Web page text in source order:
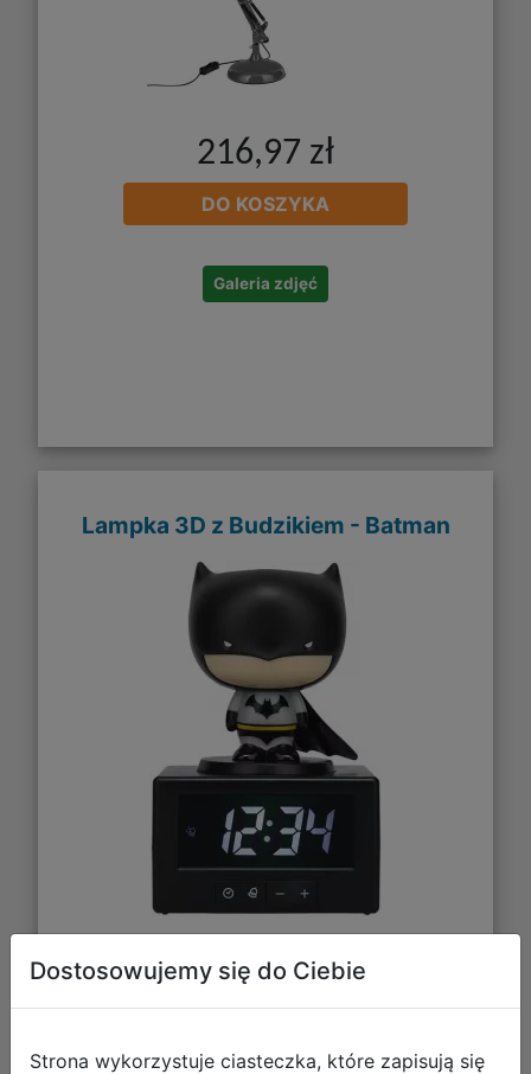
216,97 zł
DO KOSZYKA
Galeria zdjęć
Lampka 3D z Budzikiem - Batman
116,92 zł
Dostosowujemy się do Ciebie
Strona wykorzystuje ciasteczka, które zapisują się